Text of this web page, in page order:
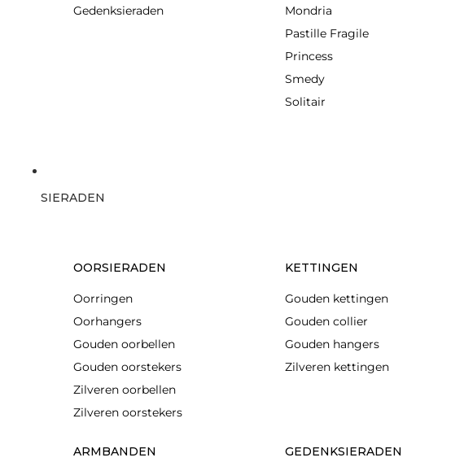
Gedenksieraden
Mondria
Pastille Fragile
Princess
Smedy
Solitair
SIERADEN
OORSIERADEN
Oorringen
Oorhangers
Gouden oorbellen
Gouden oorstekers
Zilveren oorbellen
Zilveren oorstekers
KETTINGEN
Gouden kettingen
Gouden collier
Gouden hangers
Zilveren kettingen
ARMBANDEN GEDENKSIERADEN